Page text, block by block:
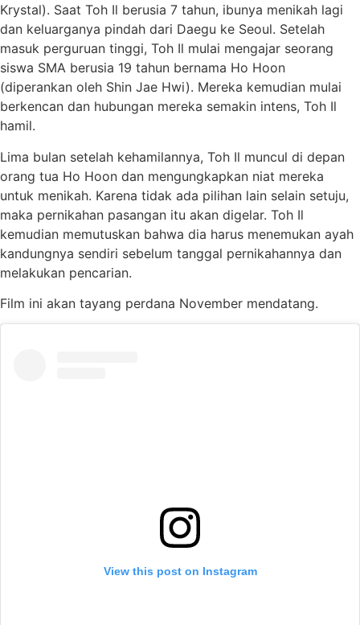
Krystal). Saat Toh Il berusia 7 tahun, ibunya menikah lagi
dan keluarganya pindah dari Daegu ke Seoul. Setelah
masuk perguruan tinggi, Toh Il mulai mengajar seorang
siswa SMA berusia 19 tahun bernama Ho Hoon
(diperankan oleh Shin Jae Hwi). Mereka kemudian mulai
berkencan dan hubungan mereka semakin intens, Toh Il
hamil.
Lima bulan setelah kehamilannya, Toh Il muncul di depan
orang tua Ho Hoon dan mengungkapkan niat mereka
untuk menikah. Karena tidak ada pilihan lain selain setuju,
maka pernikahan pasangan itu akan digelar. Toh Il
kemudian memutuskan bahwa dia harus menemukan ayah
kandungnya sendiri sebelum tanggal pernikahannya dan
melakukan pencarian.
Film ini akan tayang perdana November mendatang.
View this post on Instagram